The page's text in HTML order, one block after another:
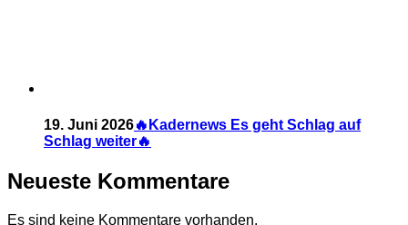
19. Juni 2026🔥Kadernews Es geht Schlag auf
Schlag weiter🔥
Neueste Kommentare
Es sind keine Kommentare vorhanden.